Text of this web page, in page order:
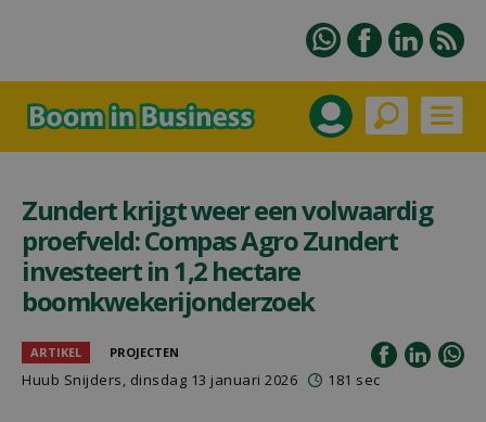
Zundert krijgt weer een volwaardig
proefveld: Compas Agro Zundert
investeert in 1,2 hectare
boomkwekerijonderzoek
ARTIKEL PROJECTEN
Huub Snijders, dinsdag 13 januari 2026 181 sec